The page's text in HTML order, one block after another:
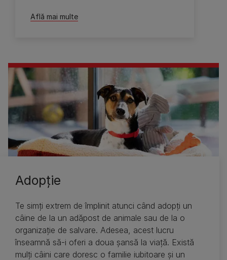
Află mai multe
Adopţie
Te simţi extrem de împlinit atunci când adopţi un
câine de la un adăpost de animale sau de la o
organizaţie de salvare. Adesea, acest lucru
înseamnă să-i oferi a doua şansă la viaţă. Există
mulţi câini care doresc o familie iubitoare şi un